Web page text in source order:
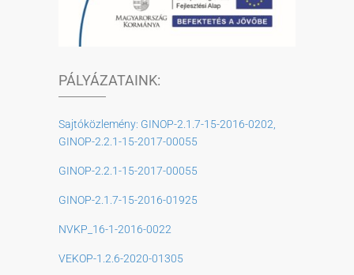
PÁLYÁZATAINK:
Sajtóközlemény: GINOP-2.1.7-15-2016-0202,
GINOP-2.2.1-15-2017-00055
GINOP-2.2.1-15-2017-00055
GINOP-2.1.7-15-2016-01925
NVKP_16-1-2016-0022
VEKOP-1.2.6-2020-01305